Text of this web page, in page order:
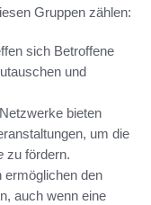
Gruppen zählen:
sich Betroffene
und
bieten
um die
zu fördern.
ermöglichen den
auch wenn eine